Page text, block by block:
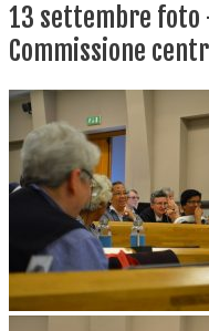
13 settembre foto
Commissione